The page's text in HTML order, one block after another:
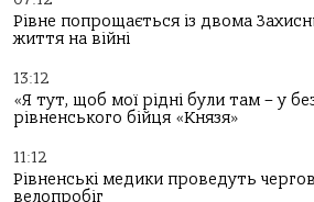
Рівне попрощається із двома
життя на війні
13:12
«Я тут, щоб мої рідні були там – у
рівненського бійця «Князя»
11:12
Рівненські медики проведуть
велопробіг